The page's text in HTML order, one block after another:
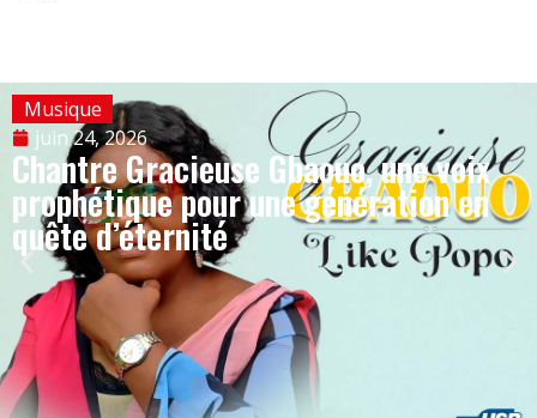
Musique
juin 24, 2026
Chantre Gracieuse Gbaouo, une voix
prophétique pour une génération en
quête d’éternité